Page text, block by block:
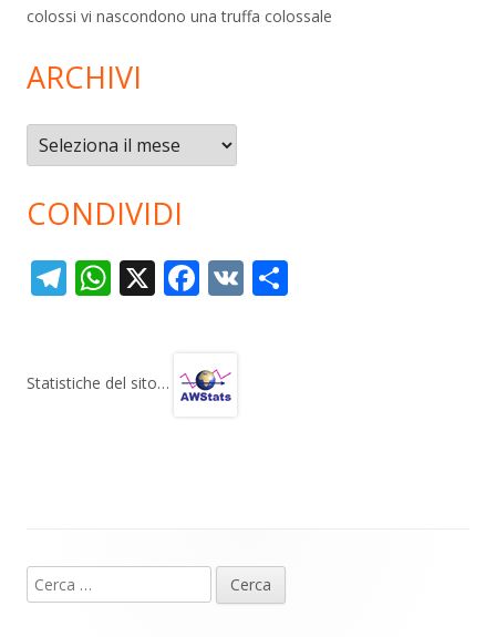
colossi vi nascondono una truffa colossale
ARCHIVI
Archivi
CONDIVIDI
T
gr
W
s
X F
b
V
Statistiche del sito…
piè
Ricerca
per: